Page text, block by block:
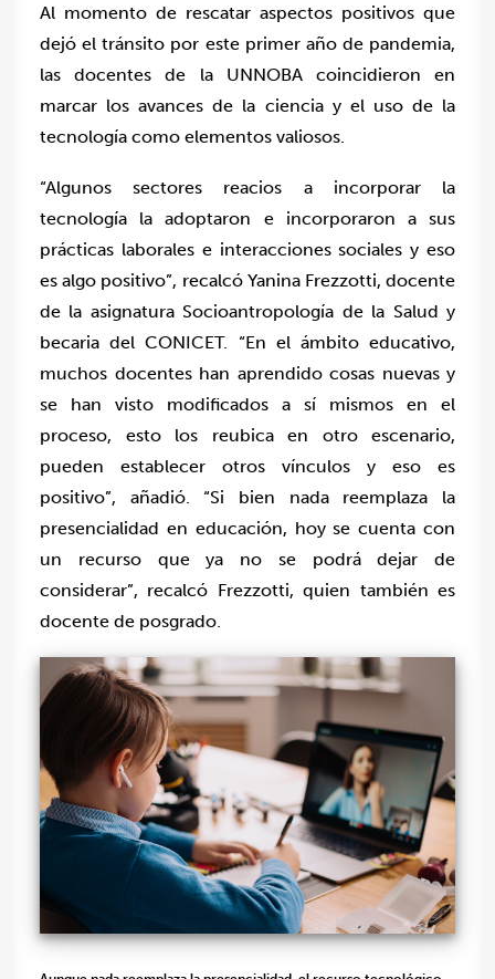
Al momento de rescatar aspectos positivos que
dejó el tránsito por este primer año de pandemia,
las docentes de la UNNOBA coincidieron en
marcar los avances de la ciencia y el uso de la
tecnología como elementos valiosos.
“Algunos sectores reacios a incorporar la
tecnología la adoptaron e incorporaron a sus
prácticas laborales e interacciones sociales y eso
es algo positivo”, recalcó Yanina Frezzotti, docente
de la asignatura Socioantropología de la Salud y
becaria del CONICET. “En el ámbito educativo,
muchos docentes han aprendido cosas nuevas y
se han visto modificados a sí mismos en el
proceso, esto los reubica en otro escenario,
pueden establecer otros vínculos y eso es
positivo”, añadió. “Si bien nada reemplaza la
presencialidad en educación, hoy se cuenta con
un recurso que ya no se podrá dejar de
considerar”, recalcó Frezzotti, quien también es
docente de posgrado.